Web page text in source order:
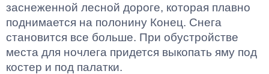
заснеженной лесной дороге, которая плавно
поднимается на полонину Конец. Снега
становится все больше. При обустройстве
места для ночлега придется выкопать яму под
костер и под палатки.